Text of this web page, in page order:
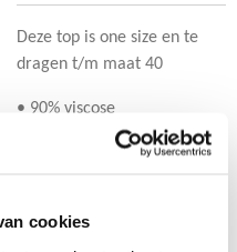
cookies
Deze top is one size en te
dragen t/m maat 40
• 90% viscose
• 10% polyester